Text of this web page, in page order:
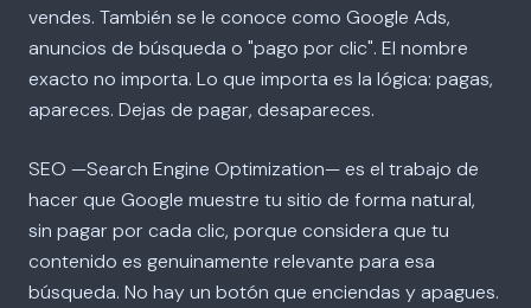
vendes. También se le conoce como Google Ads,
anuncios de búsqueda o "pago por clic". El nombre
exacto no importa. Lo que importa es la lógica: pagas,
apareces. Dejas de pagar, desapareces.
SEO —Search Engine Optimization— es el trabajo de
hacer que Google muestre tu sitio de forma natural,
sin pagar por cada clic, porque considera que tu
contenido es genuinamente relevante para esa
búsqueda. No hay un botón que enciendas y apagues.